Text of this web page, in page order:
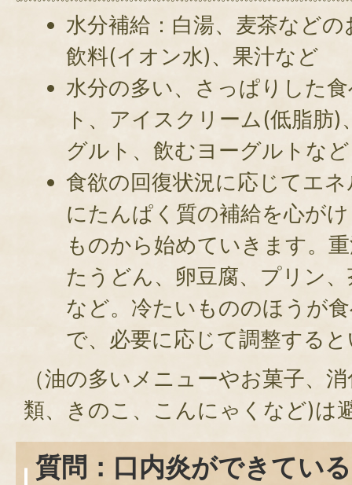
水分補給：白湯、麦茶など
飲料(イオン水)、果汁など
水分の多い、さっぱりした
ト、アイスクリーム(低脂肪
グルト、飲むヨーグルトなど
食欲の回復状況に応じてエ
にたんぱく質の補給を心が
ものから始めていきます。
たうどん、卵豆腐、プリン
など。冷たいもののほうが
で、必要に応じて調整する
（油の多いメニューやお菓子、
類、きのこ、こんにゃくなど)は
質問：口内炎ができてい